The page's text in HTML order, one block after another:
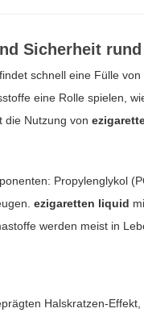
Sicherheit
schnell eine Fülle
eine Rolle spielen,
die Nutzung von
Propylenglykol
ezigaretten liquid
werden meist in
Halskratzen-